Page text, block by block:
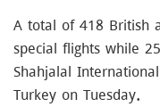
A total of 418 British
special flights while
Shahjalal
Turkey on Tuesday.